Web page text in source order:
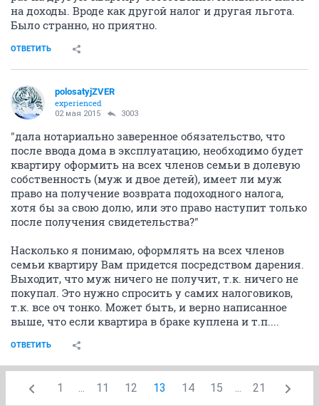
на доходы. Вроде как другой налог и другая льгота.
Было странно, но приятно.
ОТВЕТИТЬ
polosatyjZVER
experienced
02 мая 2015 3003
"дала нотариально заверенное обязательство, что
после ввода дома в эксплуатацию, необходимо будет
квартиру оформить на всех членов семьи в долевую
собственность (муж и двое детей), имеет ли муж
право на получение возврата подоходного налога,
хотя бы за свою долю, или это право наступит только
после получения свидетельства?"
Насколько я понимаю, оформлять на всех членов
семьи квартиру Вам придется посредством дарения.
Выходит, что муж ничего не получит, т.к. ничего не
покупал. Это нужно спросить у самих налоговиков,
т.к. все оч тонко. Может быть, и верно написанное
выше, что если квартира в браке куплена и т.п....
ОТВЕТИТЬ
1 ... 11 12 13 14 15 ... 21